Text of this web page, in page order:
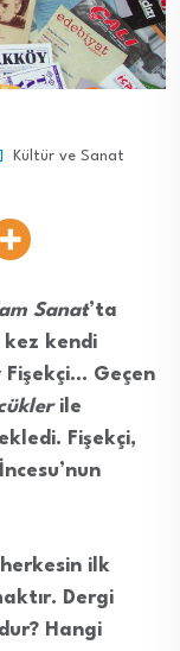
Kültür ve Sanat
Sanat’ta
kez kendi
Fişekçi… Geçen
ile
Fişekçi,
ilk
Dergi
Hangi